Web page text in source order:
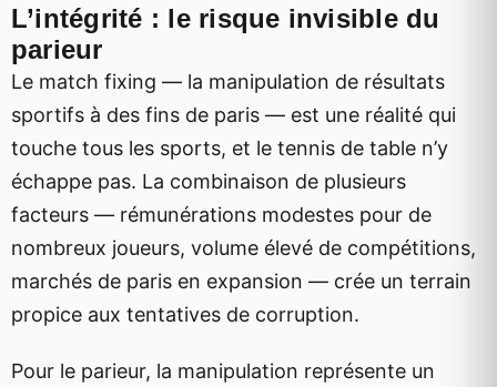
L’intégrité : le risque invisible du
parieur
Le match fixing — la manipulation de résultats
sportifs à des fins de paris — est une réalité qui
touche tous les sports, et le tennis de table n’y
échappe pas. La combinaison de plusieurs
facteurs — rémunérations modestes pour de
nombreux joueurs, volume élevé de compétitions,
marchés de paris en expansion — crée un terrain
propice aux tentatives de corruption.
Pour le parieur, la manipulation représente un